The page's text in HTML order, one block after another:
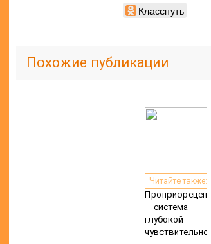
Класснуть
Похожие публикации
Читайте также:
— система
глубокой